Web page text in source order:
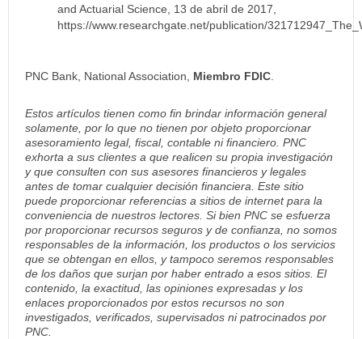
and Actuarial Science, 13 de abril de 2017,
https://www.researchgate.net/publication/
PNC Bank, National Association, Miembro FDIC
Estos artículos tienen como fin brindar información general
solamente, por lo que no tienen por objeto proporcionar
asesoramiento legal, fiscal, contable ni financiero. PNC
exhorta a sus clientes a que realicen su propia investigación
y que consulten con sus asesores financieros y legales
antes de tomar cualquier decisión financiera. Este sitio
puede proporcionar referencias a sitios de internet para la
conveniencia de nuestros lectores. Si bien PNC se esfuerza
por proporcionar recursos seguros y de confianza, no somos
responsables de la información, los productos o los servicios
que se obtengan en ellos, y tampoco seremos responsables
de los daños que surjan por haber entrado a esos sitios. El
contenido, la exactitud, las opiniones expresadas y los
enlaces proporcionados por estos recursos no son
investigados, verificados, supervisados ni patrocinados por
PNC.